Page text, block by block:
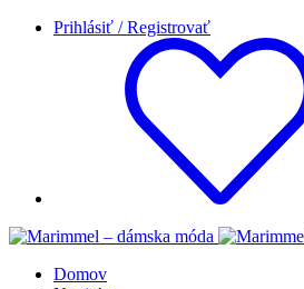
Prihlásiť / Registrovať
Domov